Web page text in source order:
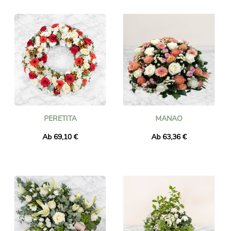
PERETITA
Ab 69,10 €
MANAO
Ab 63,36 €